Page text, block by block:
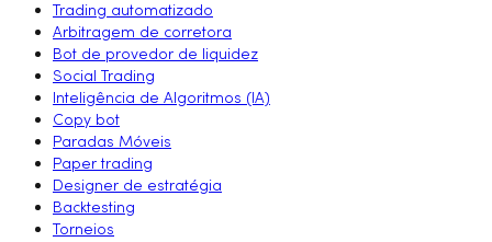
Trading automatizado
Arbitragem de corretora
Bot de provedor de liquidez
Social Trading
Inteligência de Algoritmos (IA)
Copy bot
Paradas Móveis
Paper trading
Designer de estratégia
Backtesting
Torneios